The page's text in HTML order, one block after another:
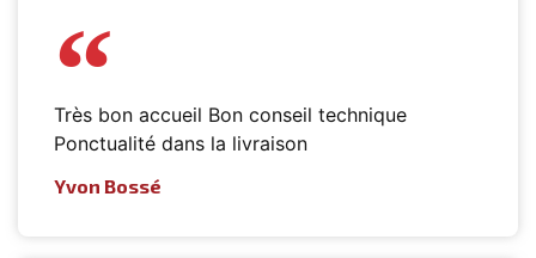
Très bon accueil Bon conseil technique
Ponctualité dans la livraison
Yvon Bossé